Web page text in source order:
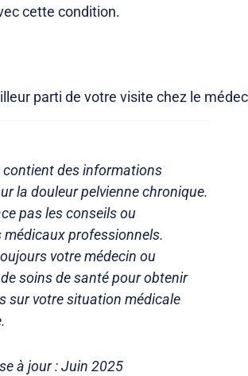
cette condition.
parti de votre visite chez le
contient des informations
la douleur pelvienne chronique.
pas les conseils ou
professionnels.
votre médecin ou
soins de santé pour obtenir
sur votre situation médicale
à jour : Juin 2025